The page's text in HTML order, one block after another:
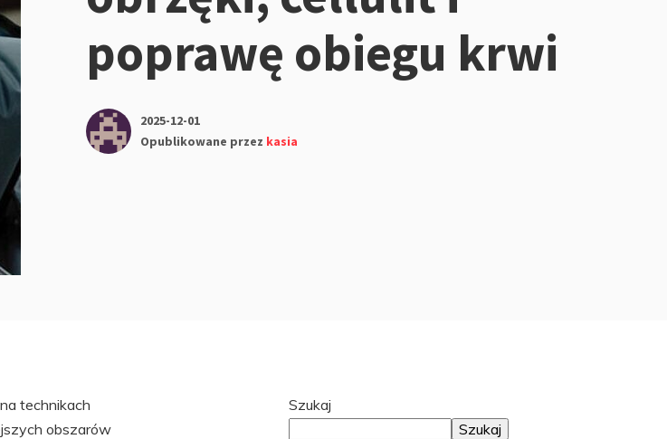
poprawę obiegu krwi
2025-12-01
Opublikowane przez kasia
technikach
obszarów
PrzejdźSzukaj
Szukaj